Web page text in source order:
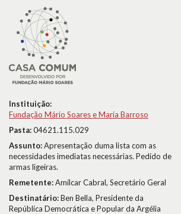
Instituição:
Fundação Mário Soares e Maria Barroso
Pasta:04621.115.029
Assunto:Apresentação duma lista com as
necessidades imediatas necessárias. Pedido de
armas ligeiras.
Remetente:Amílcar Cabral, Secretário Geral
Destinatário:Ben Bella, Presidente da
República Democrática e Popular da Argélia